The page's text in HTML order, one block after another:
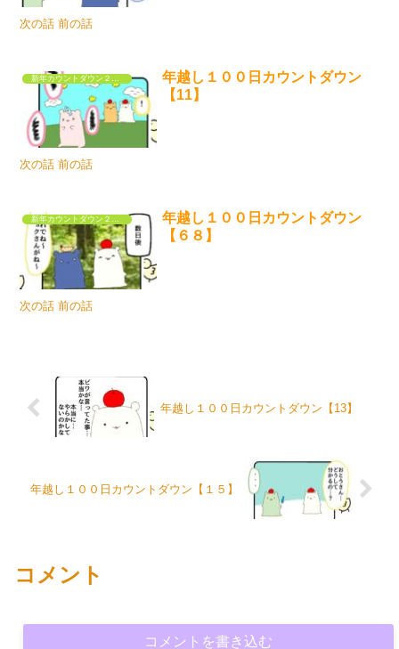
次の話 前の話
年越し１００日カウントダウン
【11】
次の話 前の話
新年カウントダウン２０２５
年越し１００日カウントダウン
【６８】
次の話 前の話
年越し１００日カウントダウン【13】
年越し１００日カウントダウン【１５】
コメント
コメントを書き込む